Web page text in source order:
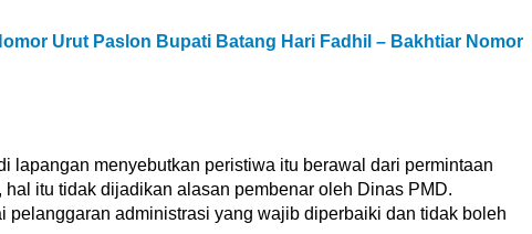
Urut Paslon Bupati Batang Hari Fadhil – Bakhtiar Nomor
lapangan menyebutkan peristiwa itu berawal dari permintaan
itu tidak dijadikan alasan pembenar oleh Dinas PMD.
pelanggaran administrasi yang wajib diperbaiki dan tidak boleh